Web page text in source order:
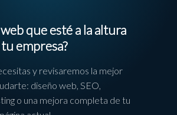
que esté a la altura
empresa?
y revisaremos la mejor
diseño web, SEO,
o una mejora completa de tu